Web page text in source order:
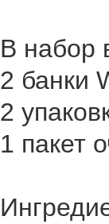
В набор
2 банки
2
1 пакет